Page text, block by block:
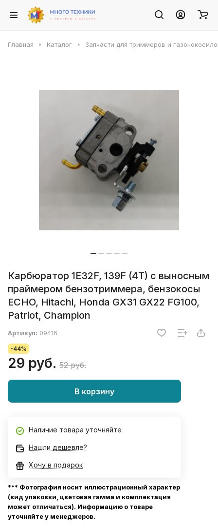
Главная Каталог Запчасти для триммеров и
Карбюратор 1E32F, 139F (4T) с выносным
праймером бензотриммера, бензокосы
ECHO, Hitachi, Honda GX31 GX22 FG100,
Patriot, Champion
Артикул: 09416
-44%
29 руб. 52 руб.
В корзину
Наличие товара уточняйте
Нашли дешевле?
Хочу в подарок
*** Фотография носит иллюстрационный характер
(вид упаковки, цветовая гамма и комплектация
может отличаться). Информацию о товаре
уточняйте у менеджеров.